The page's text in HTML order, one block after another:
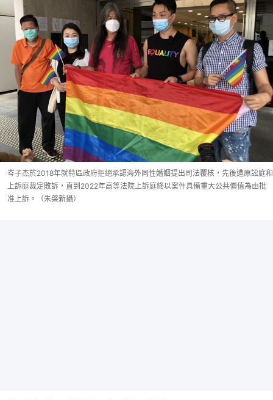
岑子杰於2018年就特區政府拒絕承認海外同性婚姻提出司法覆核，先後遭原訟庭和
上訴庭裁定敗訴，直到2022年高等法院上訴庭終以案件具備重大公共價值為由批
准上訴。（朱棨新攝）